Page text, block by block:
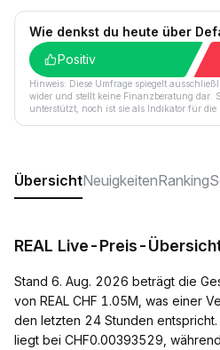
Wie denkst du heute über
Positiv
Hinweis: Diese Umfrage spiegelt
wider und stellt keine Finanzberatung dar.
unterstützt, noch ist sie als Indikator für die
ÜbersichtNeuigkeitenRanking
REAL Live-Preis-
Stand 6. Aug. 2026 beträgt die
von REAL CHF 1.05M, was einer
den letzten 24 Stunden entspricht.
liegt bei CHF0.00393529,